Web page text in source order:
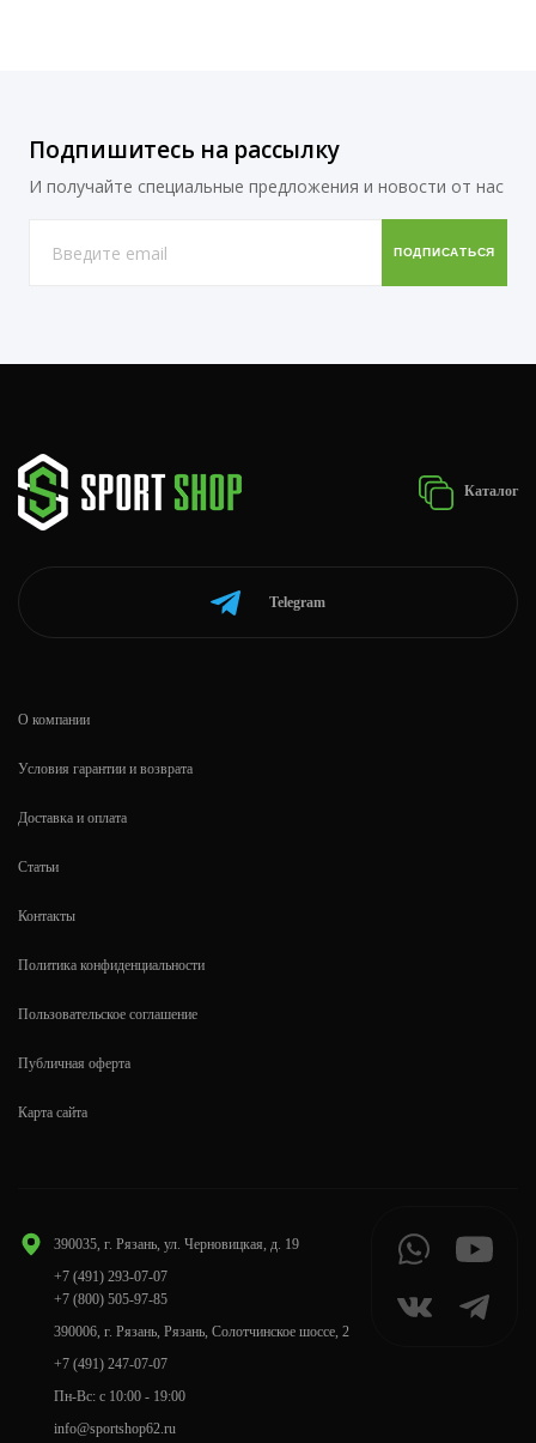
Подпишитесь на рассылку
И получайте специальные предложения и новости от нас
Каталог
Telegram
390035, г. Рязань, ул. Черновицкая, д. 19
+7 (491) 293-07-07
+7 (800) 505-97-85
390006, г. Рязань, Рязань, Солотчинское шоссе, 2
+7 (491) 247-07-07
Пн-Вс: с 10:00 - 19:00
info@sportshop62.ru
О компании
Условия гарантии и возврата
Доставка и оплата
Статьи
Контакты
Политика конфиденциальности
Пользовательское соглашение
Публичная оферта
Карта сайта